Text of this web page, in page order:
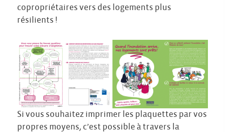
copropriétaires vers des logements plus
résilients !
Si vous souhaitez imprimer les plaquettes par vos
propres moyens, c’est possible à travers la